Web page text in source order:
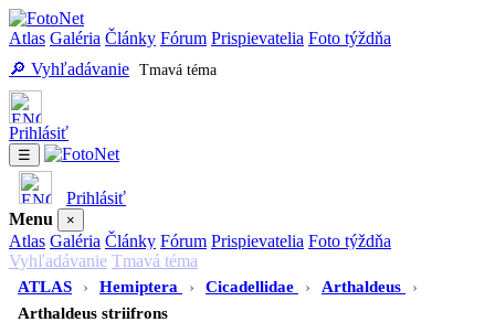
Atlas Galéria Články Fórum Prispievatelia Foto týždňa
🔎 Vyhľadávanie Tmavá téma
Prihlásiť
☰
Prihlásiť
Menu
×
Atlas Galéria Články Fórum Prispievatelia Foto týždňa
Vyhľadávanie Tmavá téma
ATLAS
› Hemiptera › Cicadellidae › Arthaldeus
›
Arthaldeus striifrons